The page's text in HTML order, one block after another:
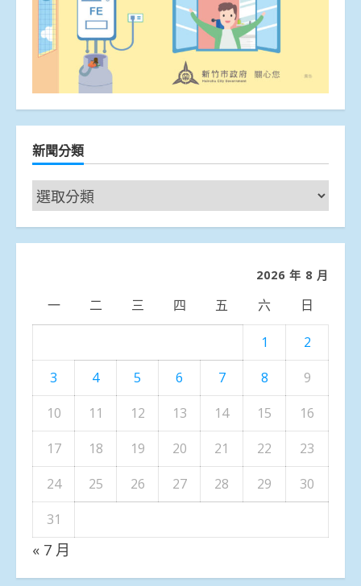
新聞分類
新
聞
分
2026 年 8 月
一 二 三 四 五 六 日
1
2
3
4 5 6 7 8
9
10
11 12 13 14 15
16
17
18 19 20 21 22
23
24
25 26 27 28 29
30
31
« 7 月